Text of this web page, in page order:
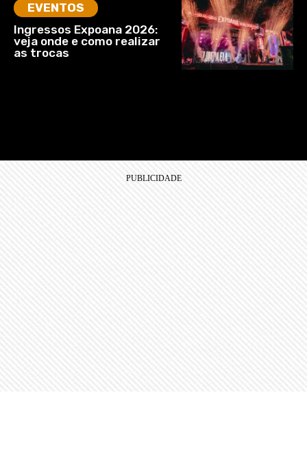
EVENTOS
Ingressos Expoana 2026:
veja onde e como realizar
as trocas